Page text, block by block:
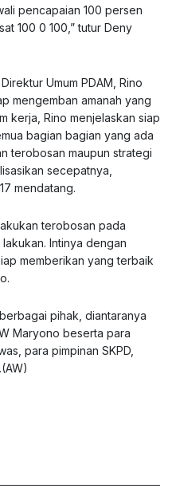
pencapaian 100 persen
100 0 100,” tutur Deny
Umum PDAM, Rino
mengemban amanah yang
kerja, Rino menjelaskan siap
bagian bagian yang ada
terobosan maupun strategi
secepatnya,
mendatang.
terobosan pada
Intinya dengan
memberikan yang terbaik
pihak, diantaranya
Maryono beserta para
para pimpinan SKPD,